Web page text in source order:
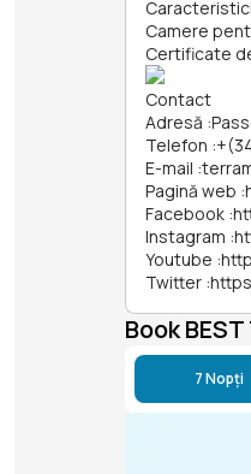
Caracteristici
Camere
Certificate
Contact
Adresă :
Telefon :
E-mail :
Pagină web :
Facebook :
Instagram :
Youtube :
Twitter :
Book
7 Nopți